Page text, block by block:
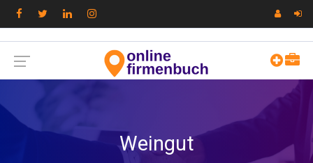
Weingut